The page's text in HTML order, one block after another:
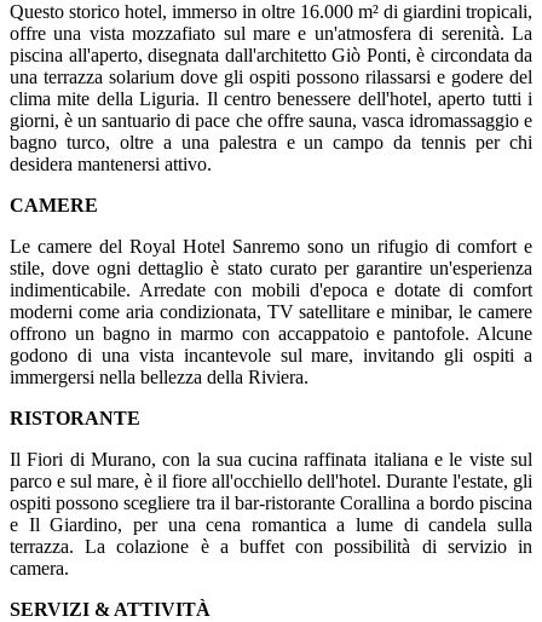
Questo storico hotel, immerso in oltre 16.000 m² di giardini tropicali,
offre una vista mozzafiato sul mare e un'atmosfera di serenità. La
piscina all'aperto, disegnata dall'architetto Giò Ponti, è circondata da
una terrazza solarium dove gli ospiti possono rilassarsi e godere del
clima mite della Liguria. Il centro benessere dell'hotel, aperto tutti i
giorni, è un santuario di pace che offre sauna, vasca idromassaggio e
bagno turco, oltre a una palestra e un campo da tennis per chi
desidera mantenersi attivo.
CAMERE
Le camere del Royal Hotel Sanremo sono un rifugio di comfort e
stile, dove ogni dettaglio è stato curato per garantire un'esperienza
indimenticabile. Arredate con mobili d'epoca e dotate di comfort
moderni come aria condizionata, TV satellitare e minibar, le camere
offrono un bagno in marmo con accappatoio e pantofole. Alcune
godono di una vista incantevole sul mare, invitando gli ospiti a
immergersi nella bellezza della Riviera.
RISTORANTE
Il Fiori di Murano, con la sua cucina raffinata italiana e le viste sul
parco e sul mare, è il fiore all'occhiello dell'hotel. Durante l'estate, gli
ospiti possono scegliere tra il bar-ristorante Corallina a bordo piscina
e Il Giardino, per una cena romantica a lume di candela sulla
terrazza. La colazione è a buffet con possibilità di servizio in
camera.
SERVIZI & ATTIVITÀ